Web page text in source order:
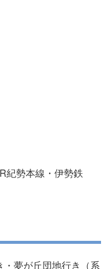
紀勢本線・伊勢鉄
夢が丘団地行き（系